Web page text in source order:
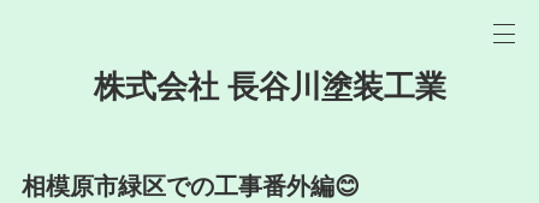
株式会社 長谷川塗装工業
相模原市緑区での工事番外編😊